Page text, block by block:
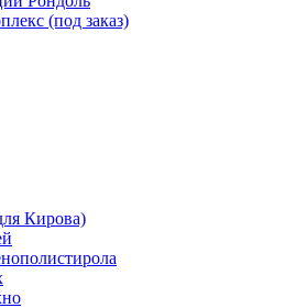
(под заказ)
Кирова)